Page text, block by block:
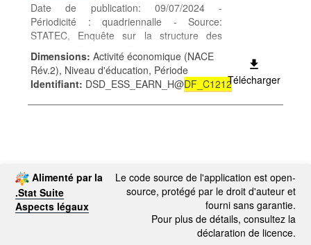
Date de publication: 09/07/2024 -
Périodicité : quadriennalle - Source:
STATEC, Enquête sur la structure des
salaires - Catégorie: Conditions sociales -
Salaires et traitements - Mots-clés: salaire,
NACE
Dimensions: Activité économique (NACE
Rév.2), Niveau d'éducation, Période
Identifiant: DSD_ESS_EARN_H@DF_C1212Télécharger
Alimenté par la
.Stat Suite
Aspects légaux
Le code source de l'application est open-
source, protégé par le droit d'auteur et
fourni sans garantie.
Pour plus de détails, consultez la
déclaration de licence.